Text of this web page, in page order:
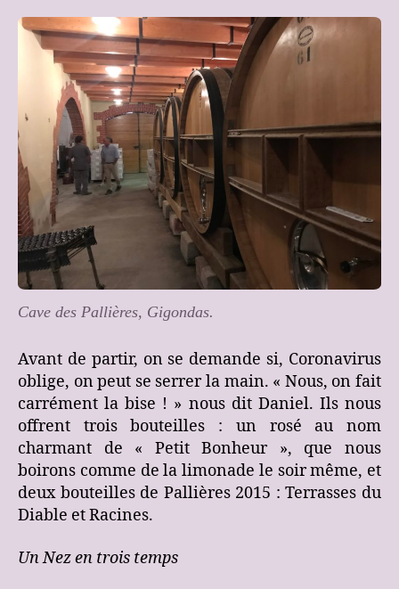
Cave des Pallières, Gigondas.
Avant de partir, on se demande si, Coronavirus
oblige, on peut se serrer la main. « Nous, on fait
carrément la bise ! » nous dit Daniel. Ils nous
offrent trois bouteilles : un rosé au nom
charmant de « Petit Bonheur », que nous
boirons comme de la limonade le soir même, et
deux bouteilles de Pallières 2015 : Terrasses du
Diable et Racines.
Un Nez en trois temps